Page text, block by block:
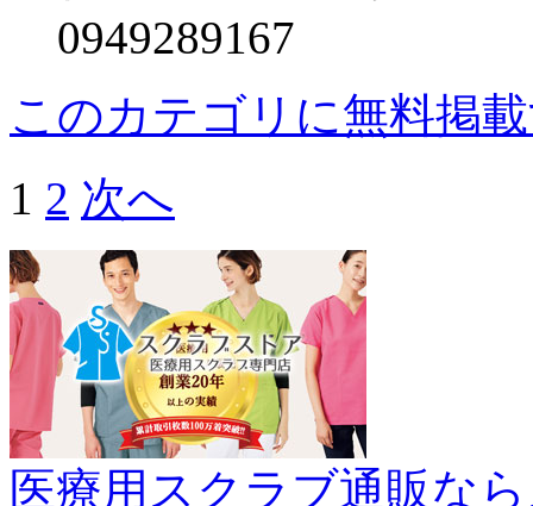
0949289167
このカテゴリに無料掲
1 2 次へ
医療用スクラブ通販な